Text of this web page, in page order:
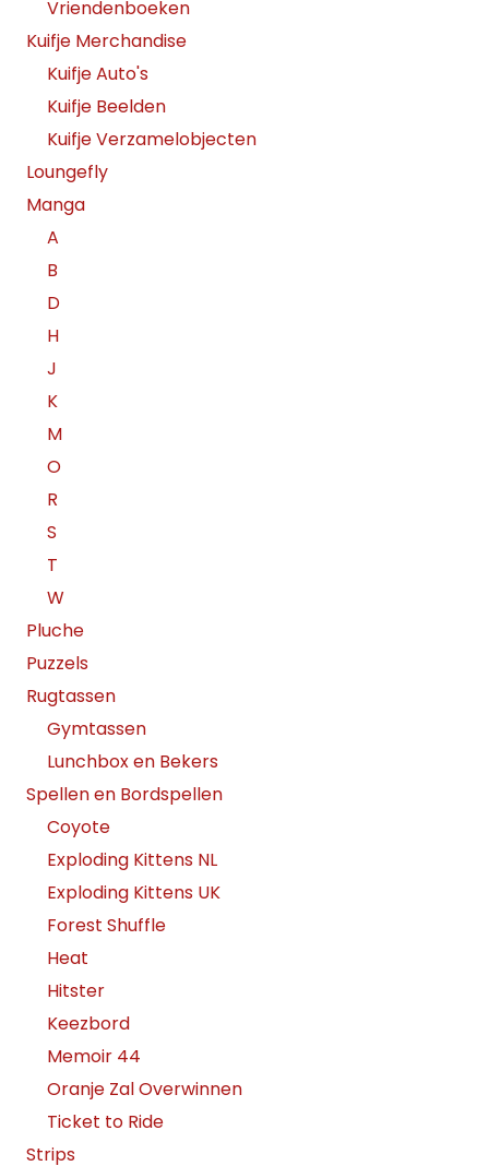
Vriendenboeken
Kuifje Merchandise
Kuifje Auto's
Kuifje Beelden
Kuifje Verzamelobjecten
Loungefly
Manga
A
B
D
H
J
K
M
O
R
S
T
W
Pluche
Puzzels
Rugtassen
Gymtassen
Lunchbox en Bekers
Spellen en Bordspellen
Coyote
Exploding Kittens NL
Exploding Kittens UK
Forest Shuffle
Heat
Hitster
Keezbord
Memoir 44
Oranje Zal Overwinnen
Ticket to Ride
Strips